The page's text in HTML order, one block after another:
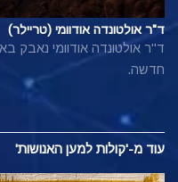
ד"ר אולטונדה אודוומי (טריילר)
ד"ר אולטונדה אודוומי נאבק
חדשה.
עוד מ-'קולות למען האנושות'